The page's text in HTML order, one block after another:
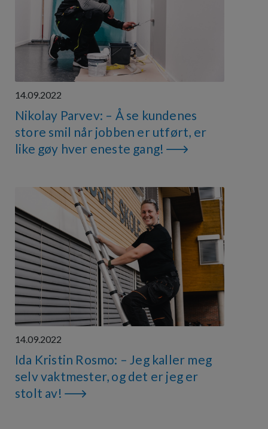
14.09.2022
Nikolay Parvev: – Å se kundenes
store smil når jobben er utført, er
like gøy hver eneste gang!
14.09.2022
Ida Kristin Rosmo: – Jeg kaller meg
selv vaktmester, og det er jeg er
stolt av!